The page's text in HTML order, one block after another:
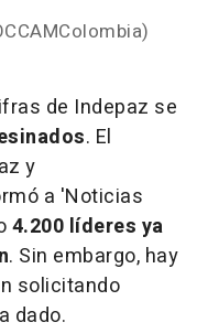
de Indepaz se
. El
y
a 'Noticias
4.200 líderes ya
. Sin embargo, hay
solicitando
dado.